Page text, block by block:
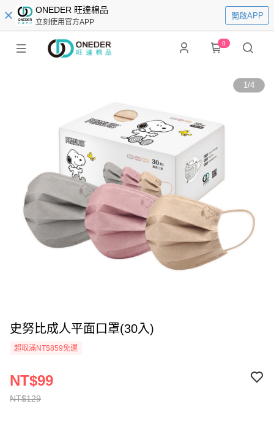
ONEDER 旺達棉品
立刻使用官方APP
開啟APP
0
1/4
史努比成人平面口罩(30入)
超取滿NT$859免運
NT$129
NT$99